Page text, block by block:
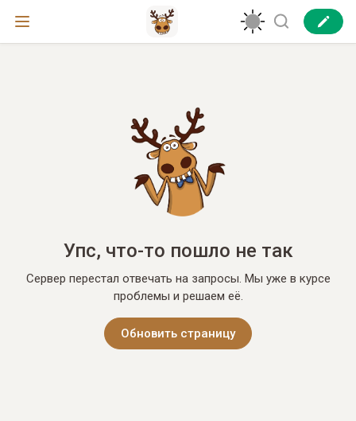
Упс, что-то пошло не так
Сервер перестал отвечать на запросы. Мы уже в курсе
проблемы и решаем её.
Обновить страницу